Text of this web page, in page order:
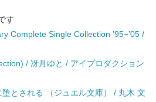
す
Complete Single Collection ’95−’05 /
/ 冴月ゆと / アイプロダクション
とされる （ジュエル文庫） / 丸木 文